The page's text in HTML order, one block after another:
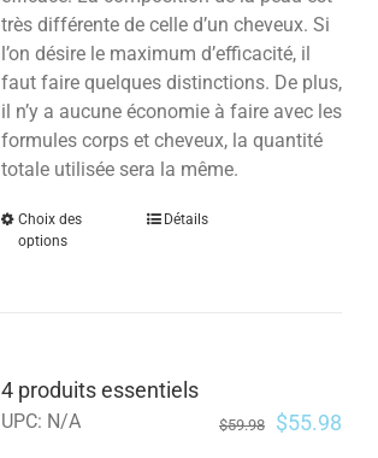
très différente de celle d’un cheveux. Si
l’on désire le maximum d’efficacité, il
faut faire quelques distinctions. De plus,
il n’y a aucune économie à faire avec les
formules corps et cheveux, la quantité
totale utilisée sera la même.
Choix des
options
Détails
4 produits essentiels
UPC: N/A $59.98 $55.98